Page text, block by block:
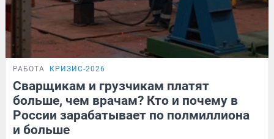
РАБОТА КРИЗИС-2026
Сварщикам и грузчикам платят
больше, чем врачам? Кто и почему в
России зарабатывает по полмиллиона
и больше